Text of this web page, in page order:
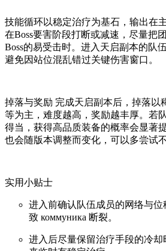
技能循环以稳定治疗为基石，输出在
在Boss要害阶段打断或减速，尽量把
Boss的易受击时。进入天启副本的队
避免因站位混乱错过关键伤害窗口。
掉落与奖励 完成天启副本后，掉落以
等为主，难度越高，奖励越丰厚。若
得当，获得高品质装备的概率会显著
也会随版本调整而变化，可以多尝试
实用小贴士
进入前确认队伍成员的网络与
致 коммуника 断裂。
进入后尽量保留治疗手段的冷却